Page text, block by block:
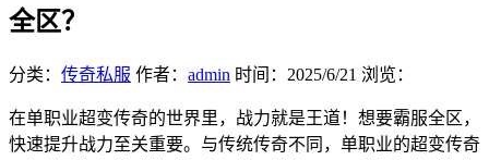
全区？
分类： 传奇私服 作者： admin 时间： 2025/6/21 浏览：
在单职业超变传奇的世界里，战力就是王道！想要霸服全区，
快速提升战力至关重要。与传统传奇不同，单职业的超变传奇